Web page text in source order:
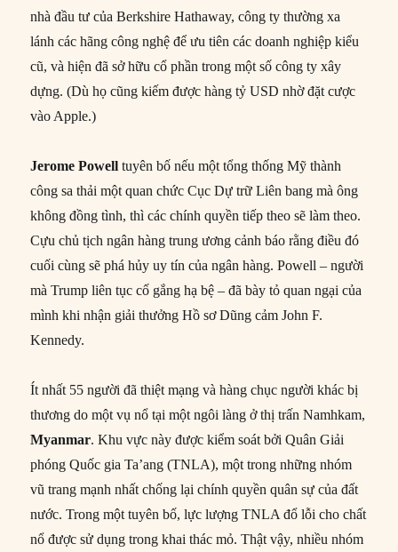
nhà đầu tư của Berkshire Hathaway, công ty thường xa
lánh các hãng công nghệ để ưu tiên các doanh nghiệp kiểu
cũ, và hiện đã sở hữu cổ phần trong một số công ty xây
dựng. (Dù họ cũng kiếm được hàng tỷ USD nhờ đặt cược
vào Apple.)
Jerome Powell tuyên bố nếu một tổng thống Mỹ thành
công sa thải một quan chức Cục Dự trữ Liên bang mà ông
không đồng tình, thì các chính quyền tiếp theo sẽ làm theo.
Cựu chủ tịch ngân hàng trung ương cảnh báo rằng điều đó
cuối cùng sẽ phá hủy uy tín của ngân hàng. Powell – người
mà Trump liên tục cố gắng hạ bệ – đã bày tỏ quan ngại của
mình khi nhận giải thưởng Hồ sơ Dũng cảm John F.
Kennedy.
Ít nhất 55 người đã thiệt mạng và hàng chục người khác bị
thương do một vụ nổ tại một ngôi làng ở thị trấn Namhkam,
Myanmar. Khu vực này được kiểm soát bởi Quân Giải
phóng Quốc gia Ta’ang (TNLA), một trong những nhóm
vũ trang mạnh nhất chống lại chính quyền quân sự của đất
nước. Trong một tuyên bố, lực lượng TNLA đổ lỗi cho chất
nổ được sử dụng trong khai thác mỏ. Thật vậy, nhiều nhóm